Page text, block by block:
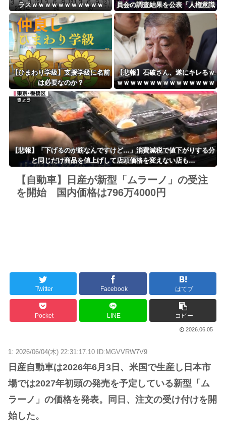
ラスｗｗｗｗｗｗｗｗｗｗｗ
員会の調査結果を公表「人権意識
十分でなかった」 性加害歴ある
漫画家を別名義で起用
【ひまわり学級】支援学級に名前
は必要なのか？
【悲報】石破さん、遂にキレるｗ
ｗｗｗｗｗｗｗｗｗｗｗｗｗｗｗ
ｗｗ
【悲報】「下げるのが筋なんですけど…」消費減税で値下がりする分
と同じだけ商品を値上げして店頭価格を変えない店も…
【自動車】日産が新型「ムラーノ」の受注
を開始 国内価格は796万4000円
Twitter Facebook はてブ
Pocket LINE コピー
2026.06.05
1: 2026/06/04(木) 22:31:17.10 ID:MGVVRW7V9
日産自動車は2026年6月3日、米国で生産し日本市
場では2027年初頭の発売を予定している新型「ム
ラーノ」の価格を発表。同日、注文の受け付けを開
始した。